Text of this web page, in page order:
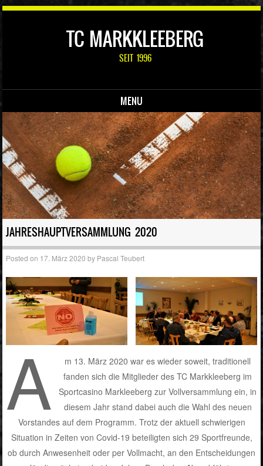
TC MARKKLEEBERG
SEIT 1996
MENU
Skip to content
JAHRESHAUPTVERSAMMLUNG 2020
Posted on 17. März 2020 by Pascal Teubert
A
m 13. März 2020 war es wieder soweit, traditionell
fanden sich die Mitglieder des TC Markkleeberg im
Sportcasino Markleeberg zur Vollversammlung ein, in
diesem Jahr stand dabei auch die Wahl des neuen
Vorstandes auf dem Programm. Trotz der aktuell schwierigen
Situation in Zeiten von Covid-19 beteiligten sich 29 Sportfreunde,
ob durch Anwesenheit oder per Vollmacht, an den Entscheidungen